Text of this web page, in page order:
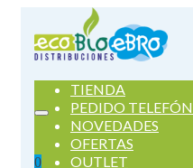
0
TIENDA
PEDIDO
NOVEDADES
OFERTAS
OUTLET